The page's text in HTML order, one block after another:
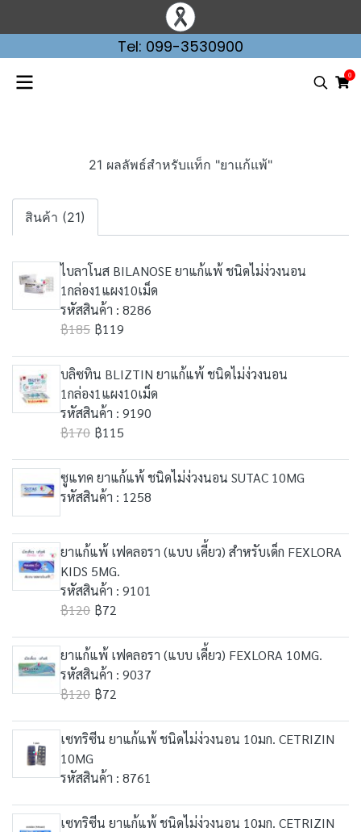
Tel: 099-3530900
0
21 ผลลัพธ์สำหรับแท็ก "ยาแก้แพ้"
สินค้า (21)
ไบลาโนส BILANOSE ยาแก้แพ้ ชนิดไม่ง่วงนอน
1กล่อง1แผง10เม็ด
รหัสสินค้า : 8286
฿185 ฿119
บลิซทิน BLIZTIN ยาแก้แพ้ ชนิดไม่ง่วงนอน
1กล่อง1แผง10เม็ด
รหัสสินค้า : 9190
฿170 ฿115
ซูแทค ยาแก้แพ้ ชนิดไม่ง่วงนอน SUTAC 10MG
รหัสสินค้า : 1258
ยาแก้แพ้ เฟคลอรา (แบบ เคี้ยว) สำหรับเด็ก FEXLORA
KIDS 5MG.
รหัสสินค้า : 9101
฿120 ฿72
ยาแก้แพ้ เฟคลอรา (แบบ เคี้ยว) FEXLORA 10MG.
รหัสสินค้า : 9037
฿120 ฿72
เซทริซีน ยาแก้แพ้ ชนิดไม่ง่วงนอน 10มก. CETRIZIN
10MG
รหัสสินค้า : 8761
เซทริซีน ยาแก้แพ้ ชนิดไม่ง่วงนอน 10มก. CETRIZIN